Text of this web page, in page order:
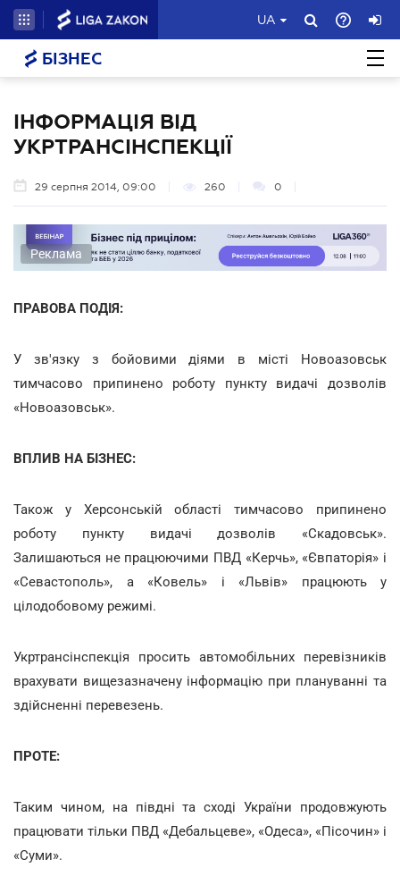
UA
БІЗНЕС
ІНФОРМАЦІЯ ВІД
УКРТРАНСІНСПЕКЦІЇ
29 серпня 2014, 09:00 260 0
Реклама
ПРАВОВА ПОДІЯ:
У зв'язку з бойовими діями в місті Новоазовськ
тимчасово припинено роботу пункту видачі дозволів
«Новоазовськ».
ВПЛИВ НА БІЗНЕС:
Також у Херсонській області тимчасово припинено
роботу пункту видачі дозволів «Скадовськ».
Залишаються не працюючими ПВД «Керчь», «Євпаторія» і
«Севастополь», а «Ковель» і «Львів» працюють у
цілодобовому режимі.
Укртрансінспекція просить автомобільних перевізників
врахувати вищезазначену інформацію при плануванні та
здійсненні перевезень.
ПРОТЕ:
Таким чином, на півдні та сході України продовжують
працювати тільки ПВД «Дебальцеве», «Одеса», «Пісочин» і
«Суми».